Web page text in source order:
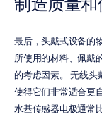
最后，头戴式设备的
所使用的材料、佩戴
的考虑因素。 无线头
使得它们非常适合更
水基传感器电极通常